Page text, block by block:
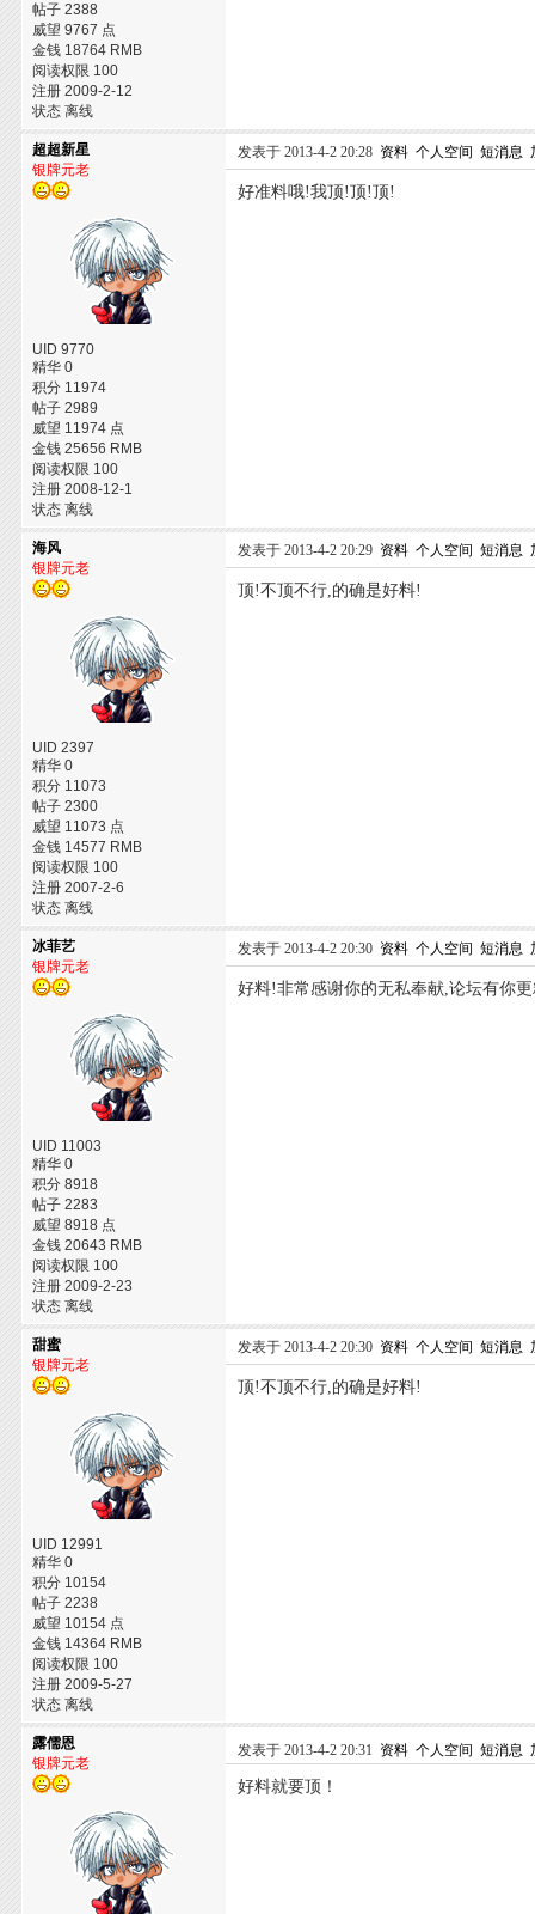
帖子 2388
威望 9767 点
金钱 18764 RMB
阅读权限 100
注册 2009-2-12
状态 离线
超超新星
银牌元老
UID 9770
精华 0
积分 11974
帖子 2989
威望 11974 点
金钱 25656 RMB
阅读权限 100
注册 2008-12-1
状态 离线
发表于 2013-4-2 20:28 资料 个人空间 短消息
好准料哦!我顶!顶!顶!
海风
银牌元老
UID 2397
精华 0
积分 11073
帖子 2300
威望 11073 点
金钱 14577 RMB
阅读权限 100
注册 2007-2-6
状态 离线
发表于 2013-4-2 20:29 资料 个人空间 短消息
顶!不顶不行,的确是好料!
冰菲艺
银牌元老
UID 11003
精华 0
积分 8918
帖子 2283
威望 8918 点
金钱 20643 RMB
阅读权限 100
注册 2009-2-23
状态 离线
发表于 2013-4-2 20:30 资料 个人空间 短消息
好料!非常感谢你的无私奉献,论坛有你
甜蜜
银牌元老
UID 12991
精华 0
积分 10154
帖子 2238
威望 10154 点
金钱 14364 RMB
阅读权限 100
注册 2009-5-27
状态 离线
发表于 2013-4-2 20:30 资料 个人空间 短消息
顶!不顶不行,的确是好料!
露儒恩
银牌元老
发表于 2013-4-2 20:31 资料 个人空间 短消息
好料就要顶！